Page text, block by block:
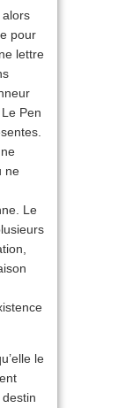
pour
lettre
Pen
ne
Le
le